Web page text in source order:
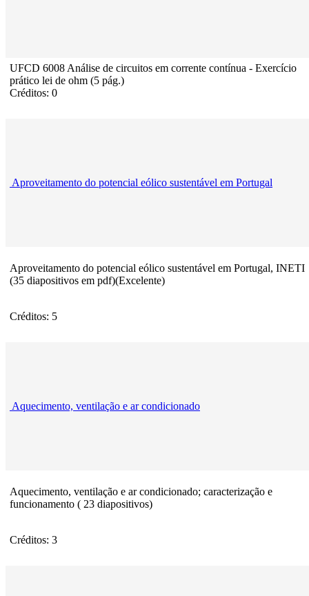
UFCD 6008 Análise de circuitos em corrente contínua - Exercício
prático lei de ohm (5 pág.)
Créditos: 0
Aproveitamento do potencial eólico sustentável em Portugal
Aproveitamento do potencial eólico sustentável em Portugal, INETI
(35 diapositivos em pdf)(Excelente)
Créditos: 5
Aquecimento, ventilação e ar condicionado
Aquecimento, ventilação e ar condicionado; caracterização e
funcionamento ( 23 diapositivos)
Créditos: 3